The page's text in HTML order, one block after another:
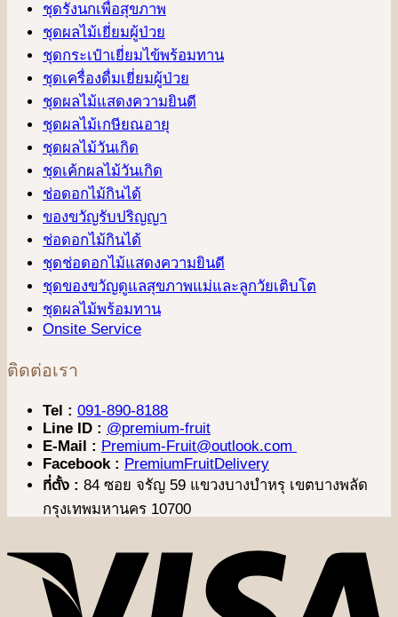
ชุดรังนกเพื่อสุขภาพ
ชุดผลไม้เยี่ยมผู้ป่วย
ชุดกระเป๋าเยี่ยมไข้พร้อมทาน
ชุดเครื่องดื่มเยี่ยมผู้ป่วย
ชุดผลไม้แสดงความยินดี
ชุดผลไม้เกษียณอายุ
ชุดผลไม้วันเกิด
ชุดเค้กผลไม้วันเกิด
ช่อดอกไม้กินได้
ของขวัญรับปริญญา
ช่อดอกไม้กินได้
ชุดช่อดอกไม้แสดงความยินดี
ชุดของขวัญดูแลสุขภาพแม่และลูกวัยเติบโต
ชุดผลไม้พร้อมทาน
Onsite Service
ติดต่อเรา
Tel : 091-890-8188
Line ID : @premium-fruit
E-Mail : Premium-Fruit@outlook.com
Facebook : PremiumFruitDelivery
ที่ตั้ง : 84 ซอย จรัญ 59 แขวงบางบำหรุ เขตบางพลัด
กรุงเทพมหานคร 10700